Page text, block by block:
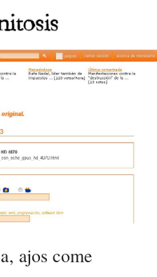
ajos come